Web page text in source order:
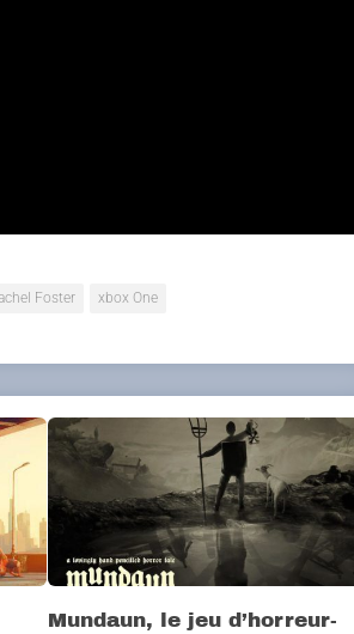
Foster xbox One
Mundaun, le jeu d’horreur-